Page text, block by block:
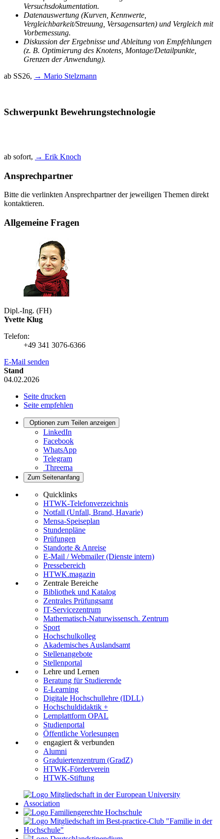
Versuchsdokumentation.
Datenauswertung (Kurven, Kennwerte,
Vergleichbarkeit/Streuung, Versagensarten) und Vergleich mit
Vorbemessung.
Diskussion der Ergebnisse und Ableitung von Empfehlungen
(z. B. Optimierung des Knotens, Montage/Detailpunkte,
Grenzen der Anwendung).
ab SS26, → Mario Stelzmann
Schwerpunkt Bewehrungstechnologie
ab sofort, → Erik Knoch
Ansprechpartner
Bitte die verlinkten Ansprechpartner der jeweiligen Themen direkt
kontaktieren.
Allgemeine Fragen
Dipl.-Ing. (FH)
Yvette Klug
Telefon:
+49 341 3076-6366
E-Mail senden
Stand
04.02.2026
Seite drucken
Seite empfehlen
Optionen zum Teilen anzeigen
LinkedIn
Facebook
WhatsApp
Telegram
Threema
Zum Seitenanfang
Quicklinks
HTWK-Telefonverzeichnis
Notfall (Unfall, Brand, Havarie)
Mensa-Speiseplan
Stundenpläne
Prüfungen
Standorte & Anreise
E-Mail / Webmailer (Dienste intern)
Pressebereich
HTWK.magazin
Zentrale Bereiche
Bibliothek und Katalog
Zentrales Prüfungsamt
IT-Servicezentrum
Mathematisch-Naturwissensch. Zentrum
Sport
Hochschulkolleg
Akademisches Auslandsamt
Stellenangebote
Stellenportal
Lehre und Lernen
Beratung für Studierende
E-Learning
Digitale Hochschullehre (IDLL)
Hochschuldidaktik +
Lernplattform OPAL
Studienportal
Öffentliche Vorlesungen
engagiert & verbunden
Alumni
Graduiertenzentrum (GradZ)
HTWK-Förderverein
HTWK-Stiftung